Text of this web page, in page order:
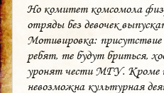
Но комитет комсомола
отряды без девочек
Мотивировка: присутствие
ребят, те будут бриться,
уронят чести МГУ. Кроме
невозможна культурная